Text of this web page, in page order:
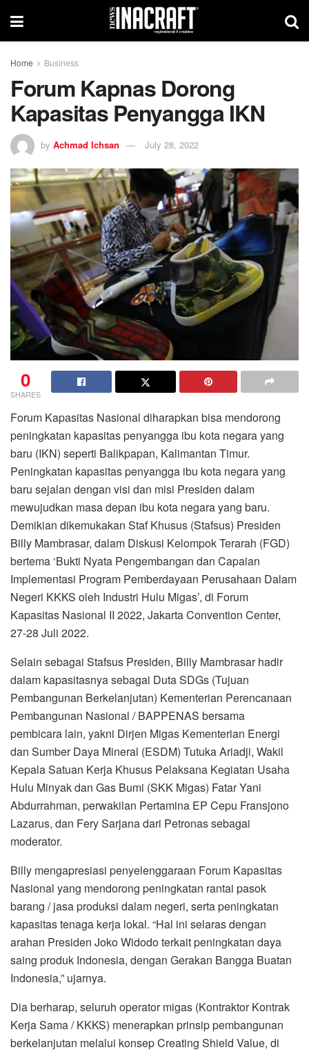
Home Business
Forum Kapnas Dorong
Kapasitas Penyangga IKN
by Achmad Ichsan July 28, 2022
0
SHARES
Forum Kapasitas Nasional diharapkan bisa mendorong
peningkatan kapasitas penyangga ibu kota negara yang
baru (IKN) seperti Balikpapan, Kalimantan Timur.
Peningkatan kapasitas penyangga ibu kota negara yang
baru sejalan dengan visi dan misi Presiden dalam
mewujudkan masa depan ibu kota negara yang baru.
Demikian dikemukakan Staf Khusus (Stafsus) Presiden
Billy Mambrasar, dalam Diskusi Kelompok Terarah (FGD)
bertema ‘Bukti Nyata Pengembangan dan Capaian
Implementasi Program Pemberdayaan Perusahaan Dalam
Negeri KKKS oleh Industri Hulu Migas’, di Forum
Kapasitas Nasional II 2022, Jakarta Convention Center,
27-28 Juli 2022.
Selain sebagai Stafsus Presiden, Billy Mambrasar hadir
dalam kapasitasnya sebagai Duta SDGs (Tujuan
Pembangunan Berkelanjutan) Kementerian Perencanaan
Pembangunan Nasional / BAPPENAS bersama
pembicara lain, yakni Dirjen Migas Kementerian Energi
dan Sumber Daya Mineral (ESDM) Tutuka Ariadji, Wakil
Kepala Satuan Kerja Khusus Pelaksana Kegiatan Usaha
Hulu Minyak dan Gas Bumi (SKK Migas) Fatar Yani
Abdurrahman, perwakilan Pertamina EP Cepu Fransjono
Lazarus, dan Fery Sarjana dari Petronas sebagai
moderator.
Billy mengapresiasi penyelenggaraan Forum Kapasitas
Nasional yang mendorong peningkatan rantai pasok
barang / jasa produksi dalam negeri, serta peningkatan
kapasitas tenaga kerja lokal. “Hal ini selaras dengan
arahan Presiden Joko Widodo terkait peningkatan daya
saing produk Indonesia, dengan Gerakan Bangga Buatan
Indonesia,” ujarnya.
Dia berharap, seluruh operator migas (Kontraktor Kontrak
Kerja Sama / KKKS) menerapkan prinsip pembangunan
berkelanjutan melalui konsep Creating Shield Value, di